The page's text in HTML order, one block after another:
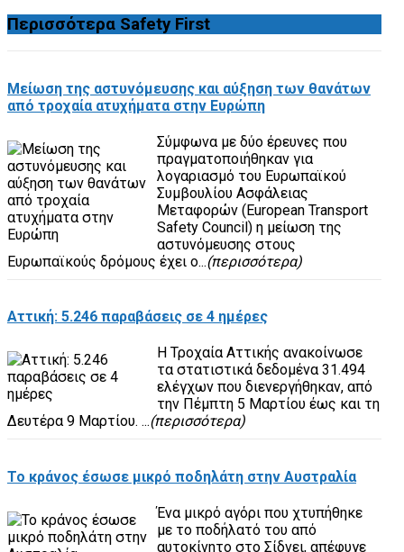
Περισσότερα Safety First
Μείωση της αστυνόμευσης και αύξηση των θανάτων
από τροχαία ατυχήματα στην Ευρώπη
Σύμφωνα με δύο έρευνες που
πραγματοποιήθηκαν για
λογαριασμό του Ευρωπαϊκού
Συμβουλίου Ασφάλειας
Μεταφορών (European Transport
Safety Council) η μείωση της
αστυνόμευσης στους
Ευρωπαϊκούς δρόμους έχει ο...(περισσότερα)
Αττική: 5.246 παραβάσεις σε 4 ημέρες
Η Τροχαία Αττικής ανακοίνωσε
τα στατιστικά δεδομένα 31.494
ελέγχων που διενεργήθηκαν, από
την Πέμπτη 5 Μαρτίου έως και τη
Δευτέρα 9 Μαρτίου. ...(περισσότερα)
Το κράνος έσωσε μικρό ποδηλάτη στην Αυστραλία
Ένα μικρό αγόρι που χτυπήθηκε
με το ποδήλατό του από
αυτοκίνητο στο Σίδνει, απέφυγε